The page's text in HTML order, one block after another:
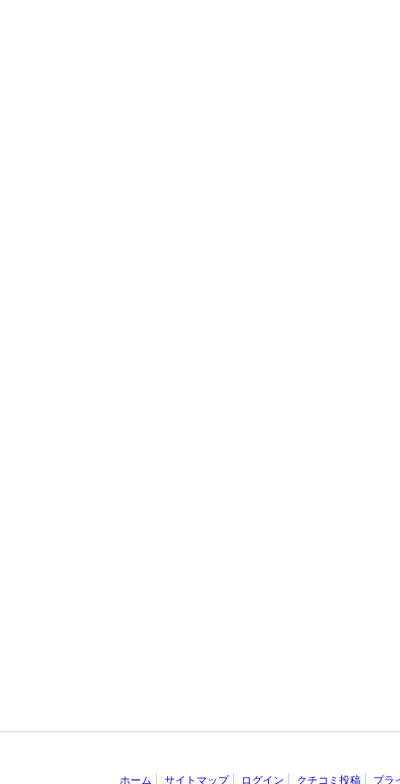
ホーム サイトマップ ログイン クチコミ投稿 プラ